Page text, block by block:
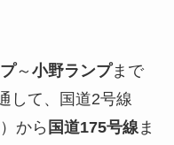
～ 小野ランプまで
して、国道2号線
から 国道175号線 ま